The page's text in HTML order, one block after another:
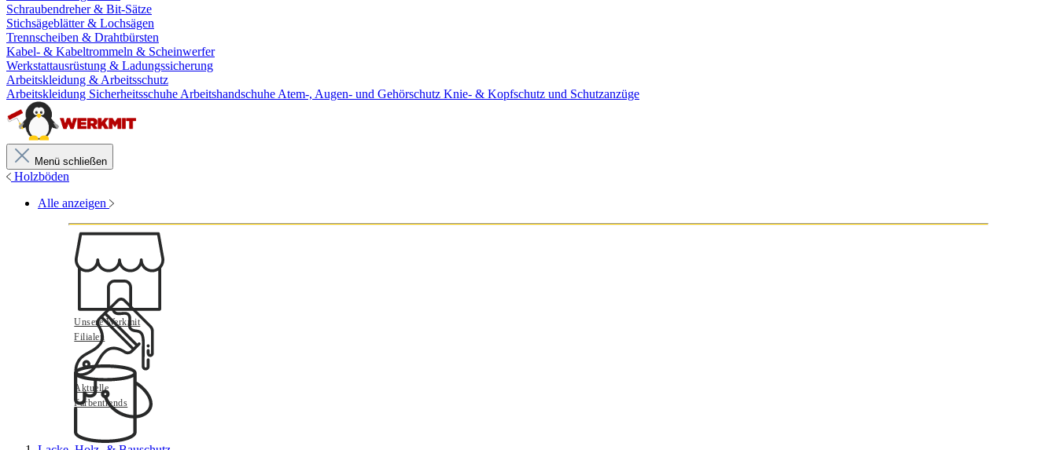
Schraubendreher & Bit-Sätze
Stichsägeblätter & Lochsägen
Trennscheiben & Drahtbürsten
Kabel- & Kabeltrommeln & Scheinwerfer
Werkstattausrüstung & Ladungssicherung
Arbeitskleidung & Arbeitsschutz
Arbeitskleidung Sicherheitsschuhe Arbeitshandschuhe Atem-, Augen- und Gehörschutz Knie- & Kopfschutz und Schutzanzüge
Menü schließen
Holzböden
Alle anzeigen
Unsere Werkmit
Filialen
Aktuelle
Farbentrends